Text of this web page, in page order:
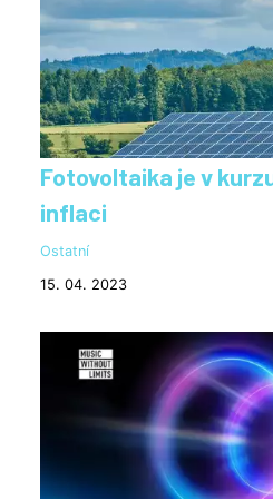
Fotovoltaika je v
inflaci
Ostatní
15. 04. 2023